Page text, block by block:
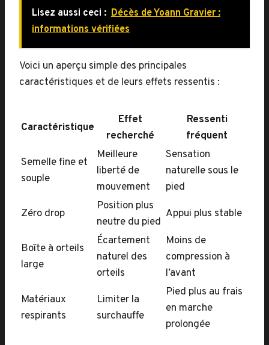
Lisez aussi ceci : Décès de Yoann Gravier :
informations vérifiées
Voici un aperçu simple des principales
caractéristiques et de leurs effets ressentis :
Caractéristique
Effet
recherché
Ressenti
fréquent
Semelle fine et
souple
Meilleure
liberté de
mouvement
Sensation
naturelle sous le
pied
Zéro drop
Position plus
neutre du pied
Appui plus stable
Boîte à orteils
large
Écartement
naturel des
orteils
Moins de
compression à
l’avant
Matériaux
respirants
Limiter la
surchauffe
Pied plus au frais
en marche
prolongée